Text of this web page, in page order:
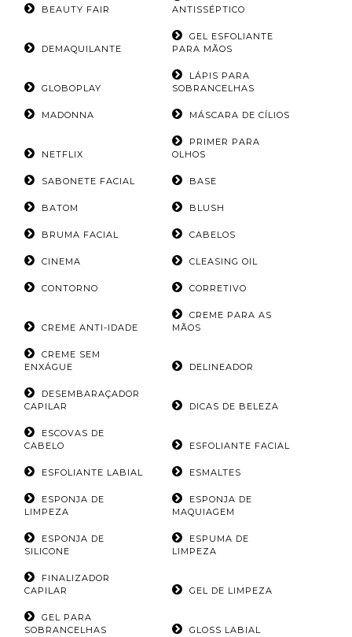
BEAUTY FAIR
ANTISSÉPTICO
DEMAQUILANTE
GEL ESFOLIANTE
PARA MÃOS
GLOBOPLAY
LÁPIS PARA
SOBRANCELHAS
MADONNA MÁSCARA DE CÍLIOS
NETFLIX
PRIMER PARA
OLHOS
SABONETE FACIAL BASE
BATOM BLUSH
BRUMA FACIAL CABELOS
CINEMA CLEASING OIL
CONTORNO CORRETIVO
CREME ANTI-IDADE
CREME PARA AS
MÃOS
CREME SEM
ENXÁGUE
DELINEADOR
DESEMBARAÇADOR
CAPILAR
DICAS DE BELEZA
ESCOVAS DE
CABELO
ESFOLIANTE FACIAL
ESFOLIANTE LABIAL ESMALTES
ESPONJA DE
LIMPEZA
ESPONJA DE
MAQUIAGEM
ESPONJA DE
SILICONE
ESPUMA DE
LIMPEZA
FINALIZADOR
CAPILAR
GEL DE LIMPEZA
GEL PARA
SOBRANCELHAS
GLOSS LABIAL